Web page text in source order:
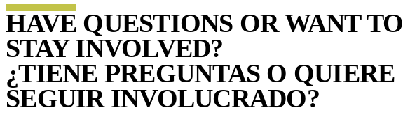
HAVE QUESTIONS OR WANT TO
STAY INVOLVED?
¿TIENE PREGUNTAS O QUIERE
SEGUIR INVOLUCRADO?